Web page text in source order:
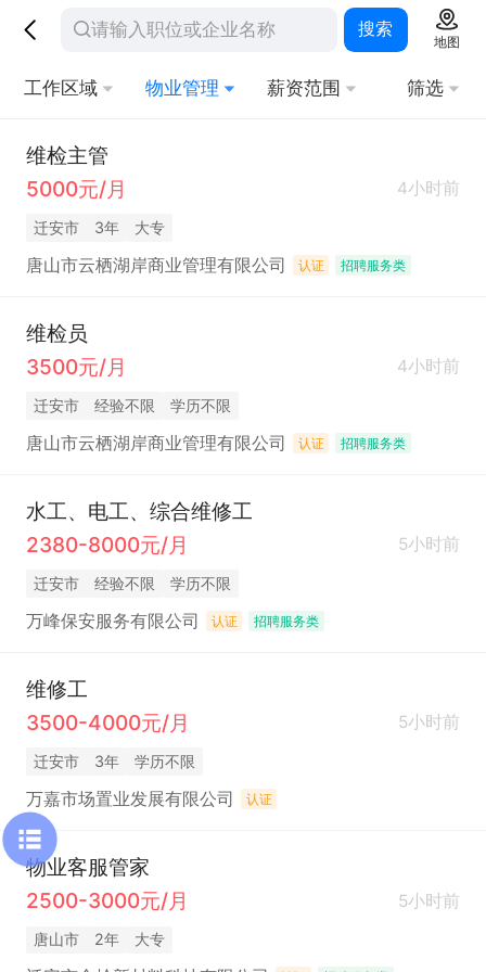
搜索
地图
工作区域 物业管理 薪资范围 筛选
维检主管
5000元/月
4小时前
迁安市 3年 大专
唐山市云栖湖岸商业管理有限公司 认证 招聘服务类
维检员
3500元/月
4小时前
迁安市 经验不限 学历不限
唐山市云栖湖岸商业管理有限公司 认证 招聘服务类
水工、电工、综合维修工
2380-8000元/月
5小时前
迁安市 经验不限 学历不限
万峰保安服务有限公司 认证 招聘服务类
维修工
3500-4000元/月
5小时前
迁安市 3年 学历不限
万嘉市场置业发展有限公司 认证
物业客服管家
2500-3000元/月
5小时前
唐山市 2年 大专